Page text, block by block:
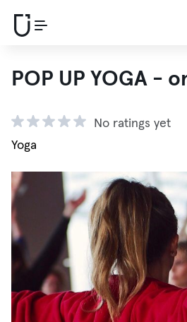
POP UP YOGA -
No ratings yet
Yoga